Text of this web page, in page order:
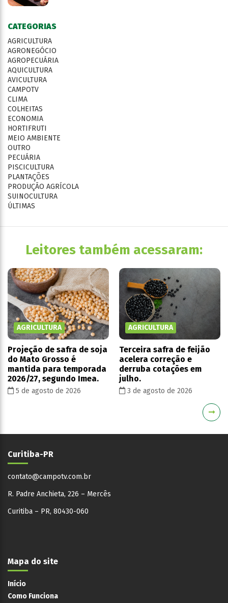
CATEGORIAS
AGRICULTURA
AGRONEGÓCIO
AGROPECUÁRIA
AQUICULTURA
AVICULTURA
CAMPOTV
CLIMA
COLHEITAS
ECONOMIA
HORTIFRUTI
MEIO AMBIENTE
OUTRO
PECUÁRIA
PISCICULTURA
PLANTAÇÕES
PRODUÇÃO AGRÍCOLA
SUINOCULTURA
ÚLTIMAS
Leitores também acessaram:
AGRICULTURA
Projeção de safra de soja
do Mato Grosso é
mantida para temporada
2026/27, segundo Imea.
5 de agosto de 2026
AGRICULTURA
Terceira safra de feijão
acelera correção e
derruba cotações em
julho.
3 de agosto de 2026
Curitiba-PR
contato@campotv.com.br
R. Padre Anchieta, 226 – Mercês
Curitiba – PR, 80430-060
Mapa do site
Início
Como Funciona